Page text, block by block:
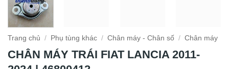
Trang chủ / Phụ tùng khác / Chân máy - Chân số / Chân máy
CHÂN MÁY TRÁI FIAT LANCIA 2011-